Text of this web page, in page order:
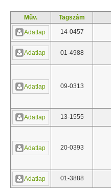
Műv. Tagszám
Adatlap 14-0457
Adatlap 01-4988
Adatlap 09-0313
Adatlap 13-1555
Adatlap 20-0393
Adatlap 01-3888